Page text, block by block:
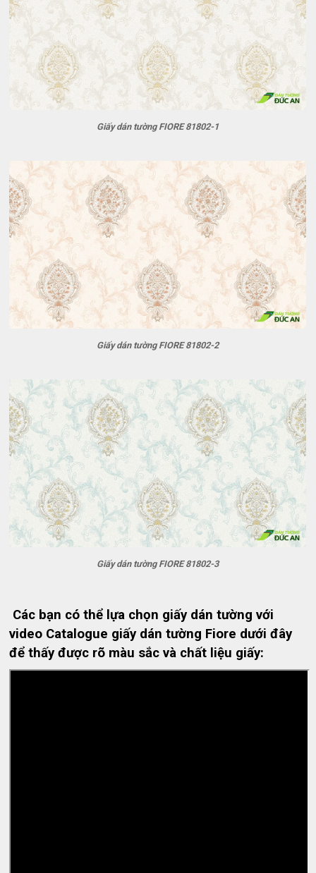
Giấy dán tường FIORE 81802-1
Giấy dán tường FIORE 81802-2
Giấy dán tường FIORE 81802-3
Các bạn có thể lựa chọn giấy dán tường với
video Catalogue giấy dán tường Fiore dưới đây
để thấy được rõ màu sắc và chất liệu giấy: